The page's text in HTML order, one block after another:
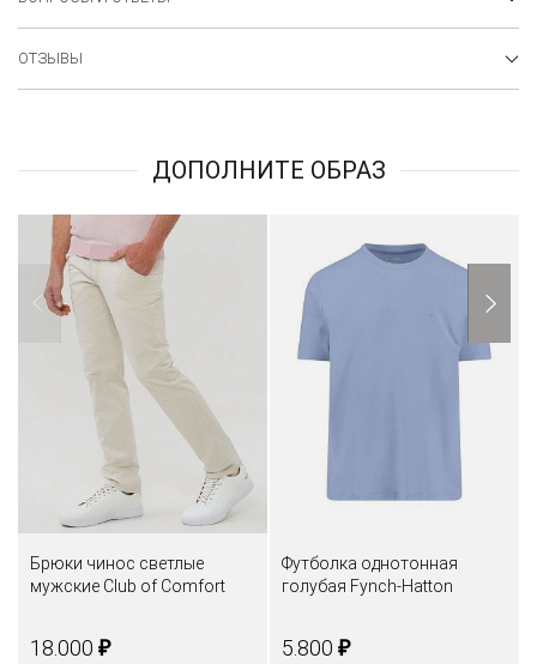
ОТЗЫВЫ
ДОПОЛНИТЕ ОБРАЗ
Брюки чинос светлые
мужские Club of Comfort
18.000 ₽
Футболка однотонная
голубая Fynch-Hatton
5.800 ₽